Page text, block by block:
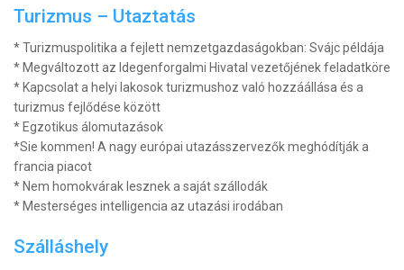
Turizmus – Utaztatás
* Turizmuspolitika a fejlett nemzetgazdaságokban: Svájc példája
* Megváltozott az Idegenforgalmi Hivatal vezetőjének feladatköre
* Kapcsolat a helyi lakosok turizmushoz való hozzáállása és a
turizmus fejlődése között
* Egzotikus álomutazások
*Sie kommen! A nagy európai utazásszervezők meghódítják a
francia piacot
* Nem homokvárak lesznek a saját szállodák
* Mesterséges intelligencia az utazási irodában
Szálláshely